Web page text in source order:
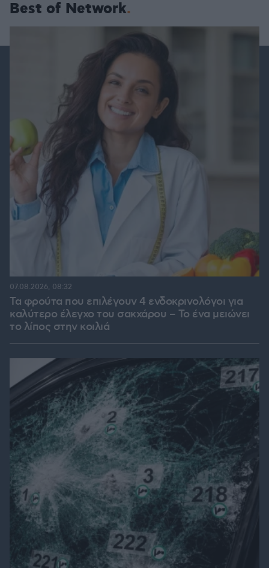
Best of Network
Τα φρούτα που επιλέγουν 4 ενδοκρινολόγοι για
καλύτερο έλεγχο του σακχάρου – Το ένα μειώνει
το λίπος στην κοιλιά
07.08.2026, 08:32